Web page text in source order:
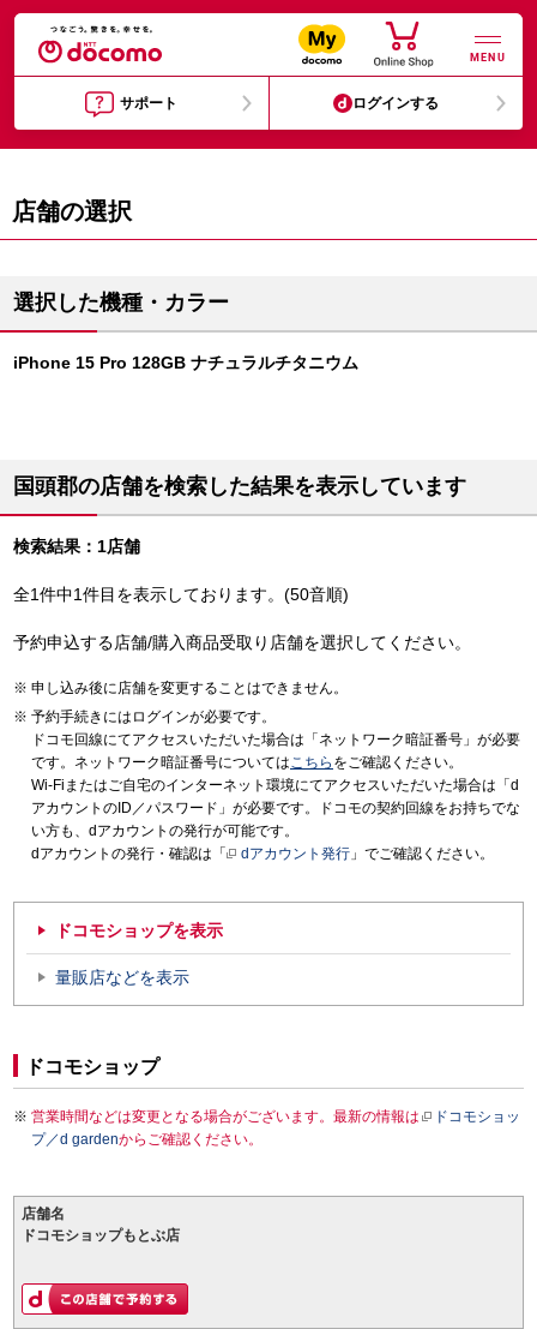
MENU
サポート ログインする
店舗の選択
選択した機種・カラー
iPhone 15 Pro 128GB ナチュラルチタニウム
国頭郡の店舗を検索した結果を表示しています
検索結果：1店舗
全1件中1件目を表示しております。(50音順)
予約申込する店舗/購入商品受取り店舗を選択してください。
申し込み後に店舗を変更することはできません。
予約手続きにはログインが必要です。
ドコモ回線にてアクセスいただいた場合は「ネットワーク暗証番号」が必要
です。ネットワーク暗証番号についてはこちら をご確認ください。
Wi-Fiまたはご自宅のインターネット環境にてアクセスいただいた場合は「d
アカウントのID／パスワード」が必要です。ドコモの契約回線をお持ちでな
い方も、dアカウントの発行が可能です。
dアカウントの発行・確認は「
dアカウント発行 」でご確認ください。
ドコモショップを表示
量販店などを表示
ドコモショップ
営業時間などは変更となる場合がございます。最新の情報は
ドコモショッ
プ／d gardenからご確認ください。
店舗名
ドコモショップもとぶ店